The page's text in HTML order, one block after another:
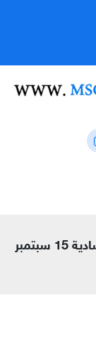
ملخص لأبرز تداعيات وأخبار كورونا الاقتصادية 15 سبتمبر